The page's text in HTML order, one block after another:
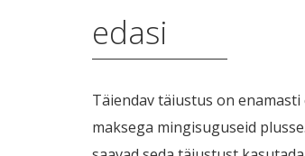
edasi
Täiendav täiustus on
maksega mingisuguseid